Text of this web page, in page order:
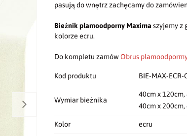
pasują do wnętrz zachęcamy do
Bieżnik plamoodporny Maxima szyjemy z
kolorze ecru.
Do kompletu zamówObrus
Kod produktu BIE-MAX-
Wymiar bieżnika
40cm x 120cm,
40cm x
Kolor ecru